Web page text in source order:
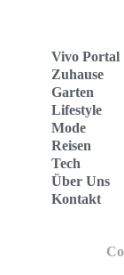
Vivo Portal
Zuhause
Garten
Lifestyle
Mode
Reisen
Tech
Über Uns
Kontakt